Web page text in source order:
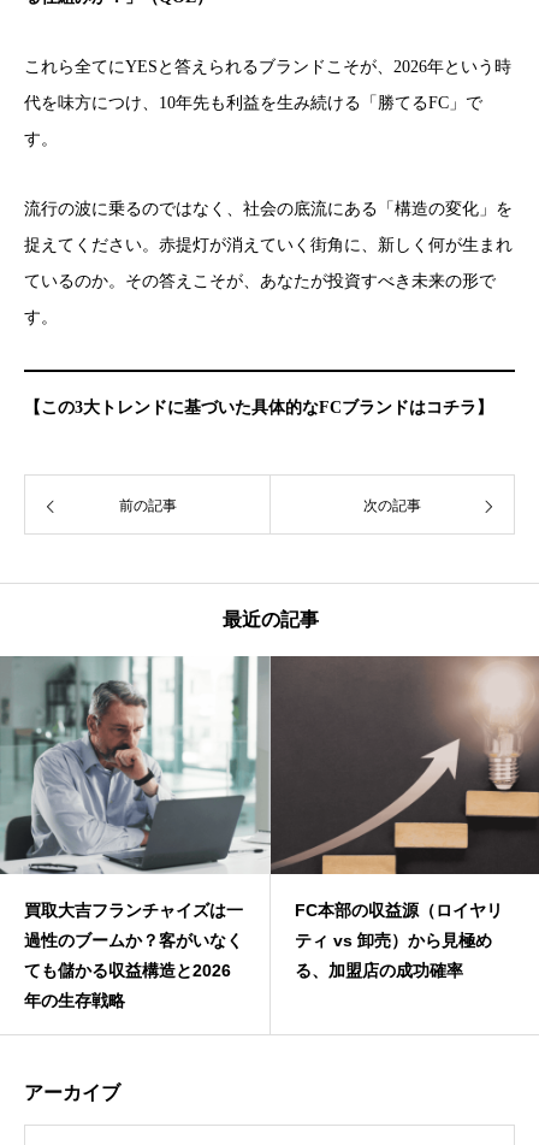
これら全てにYESと答えられるブランドこそが、2026年という時
代を味方につけ、10年先も利益を生み続ける「勝てるFC」で
す。
流行の波に乗るのではなく、社会の底流にある「構造の変化」を
捉えてください。赤提灯が消えていく街角に、新しく何が生まれ
ているのか。その答えこそが、あなたが投資すべき未来の形で
す。
【この3大トレンドに基づいた具体的なFCブランドはコチラ】
前の記事 次の記事
最近の記事
買取大吉フランチャイズは一
過性のブームか？客がいなく
ても儲かる収益構造と2026
年の生存戦略
FC本部の収益源（ロイヤリ
ティ vs 卸売）から見極め
る、加盟店の成功確率
アーカイブ